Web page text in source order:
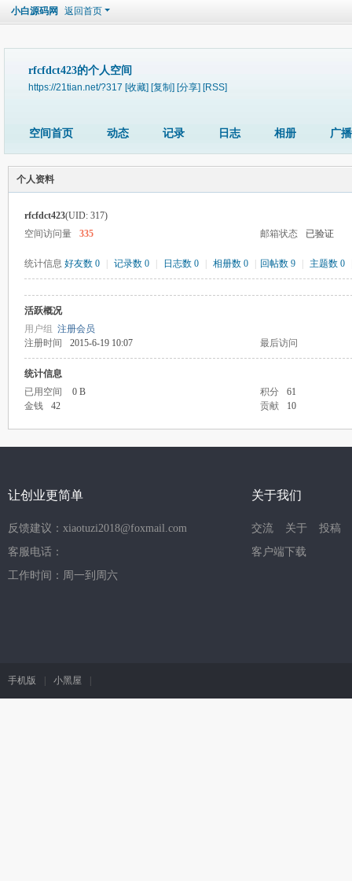
小白源码网 返回首页
rfcfdct423的个人空间
https://21tian.net/?317 [收藏] [复制] [分享] [RSS]
空间首页 动态 记录 日志 相册 广播
个人资料
rfcfdct423(UID: 317)
空间访问量
335 邮箱状态 已验证
统计信息 好友数 0 记录数 0 日志数 0 相册数 0 回帖数 9 主题数 0
活跃概况
用户组 注册会员
注册时间
2015-6-19 10:07 最后访问
统计信息
已用空间
0 B 积分
61
金钱
42 贡献 10
让创业更简单
反馈建议：xiaotuzi2018@foxmail.com
客服电话：
工作时间：周一到周六
关于我们
交流 关于
投稿
客户端下载
手机版 小黑屋